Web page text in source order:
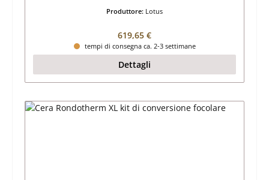
Produttore: Lotus
Prezzo normale:
619,65 €
tempi di consegna ca. 2-3 settimane
Dettagli